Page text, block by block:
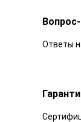
Ответы